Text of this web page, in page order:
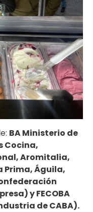
BA Ministerio de
Cocina,
Aromitalia,
Prima, Águila,
y FECOBA
de CABA).